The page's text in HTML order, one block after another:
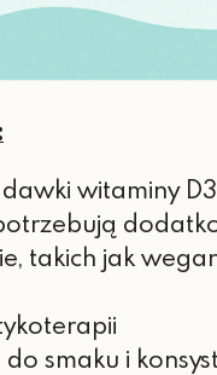
witaminy
takich jak
smaku i